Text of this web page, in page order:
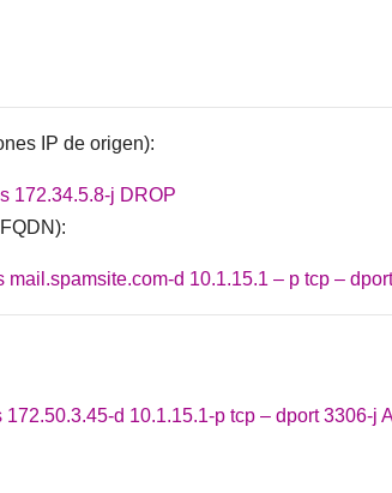
IP de origen):
172.34.5.8-j DROP
mail.spamsite.com-d 10.1.15.1 – p tcp –
172.50.3.45-d 10.1.15.1-p tcp – dport 3306-j